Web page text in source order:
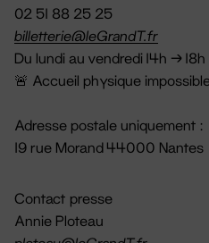
02 51 88 25 25
billetterie@leGrandT.fr
Du lundi au vendredi 14h → 18h
🚨 Accueil physique
Adresse postale uniquement :
19 rue Morand 44000 Nantes
Contact presse
Annie Ploteau